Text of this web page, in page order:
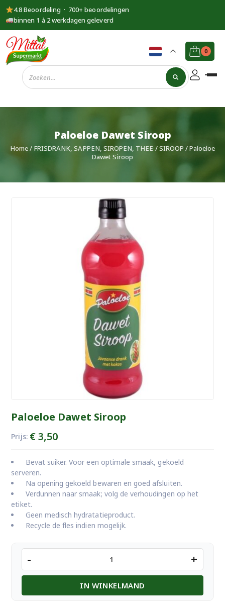
4.8 Beoordeling · 700+ beoordelingen
binnen 1 à 2 werkdagen geleverd
Supermarkt
Mittal
0
Paloeloe Dawet Siroop
Home/ FRISDRANK, SAPPEN, SIROPEN, THEE /SIROOP / Paloeloe
Dawet Siroop
Paloeloe Dawet Siroop
Prijs: €3,50
Bevat suiker. Voor een optimale smaak, gekoeld
serveren.
Na opening gekoeld bewaren en goed afsluiten.
Verdunnen naar smaak; volg de verhoudingen op het
etiket.
Geen medisch hydratatieproduct.
Recycle de fles indien mogelijk.
Dawet
Siroop
- +
IN WINKELMAND